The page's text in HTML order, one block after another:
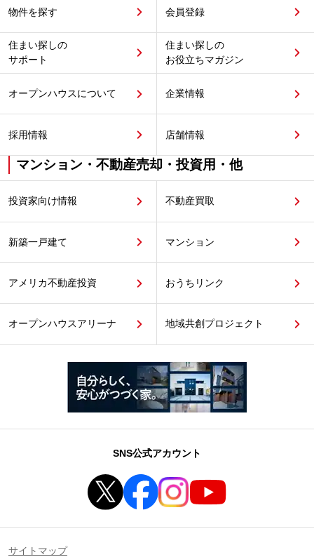
物件を探す 会員登録
住まい探しの
サポート
住まい探しの
お役立ちマガジン
オープンハウスについて 企業情報
採用情報 店舗情報
マンション・不動産売却・投資用・他
投資家向け情報 不動産買取
新築一戸建て マンション
アメリカ不動産投資 おうちリンク
オープンハウスアリーナ 地域共創プロジェクト
SNS公式アカウント
サイトマップ